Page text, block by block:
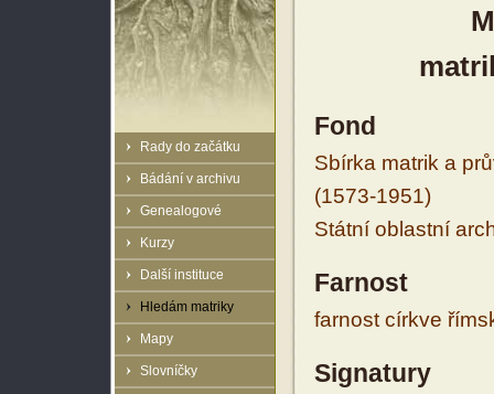
Rady do začátku
Bádání v archivu
Genealogové
Kurzy
Další instituce
Hledám matriky
Mapy
Slovníčky
Fond
Sbírka matrik a
(1573-1951)
Státní oblastní
Farnost
farnost církve
Signatury